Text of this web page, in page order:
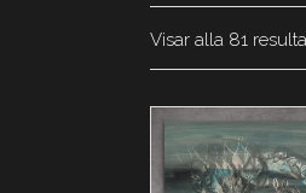
Visar alla 81